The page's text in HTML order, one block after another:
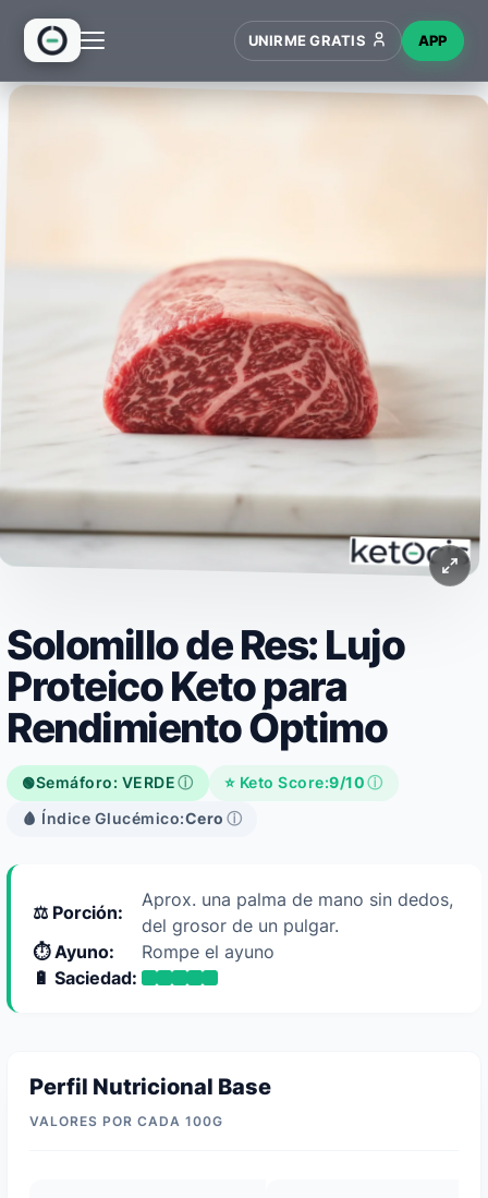
WIKI
UNIRME GRATIS APP
Solomillo de Res: Lujo
Proteico Keto para
Rendimiento Óptimo
🟢Semáforo: VERDEⓘ ⭐ Keto Score:9/10ⓘ
🩸 Índice Glucémico:Cero ⓘ
⚖️ Porción:
Aprox. una palma de mano sin dedos,
del grosor de un pulgar.
⏱️ Ayuno:
Rompe el ayuno
🔋 Saciedad:
Perfil Nutricional Base
VALORES POR CADA 100G